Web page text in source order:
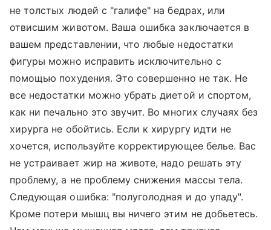
не толстых людей с "галифе" на бедрах, или
отвисшим животом. Ваша ошибка заключается в
вашем представлении, что любые недостатки
фигуры можно исправить исключительно с
помощью похудения. Это совершенно не так. Не
все недостатки можно убрать диетой и спортом,
как ни печально это звучит. Во многих случаях без
хирурга не обойтись. Если к хирургу идти не
хочется, используйте корректирующее белье. Вас
не устраивает жир на животе, надо решать эту
проблему, а не проблему снижения массы тела.
Следующая ошибка: "полуголодная и до упаду".
Кроме потери мышц вы ничего этим не добьетесь.